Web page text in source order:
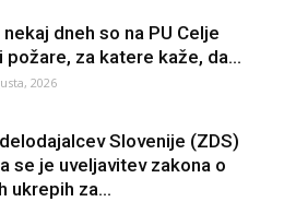
dneh so na PU Celje
požare, za katere kaže, da...
2026
Slovenije (ZDS)
se je uveljavitev zakona o
ukrepih za...